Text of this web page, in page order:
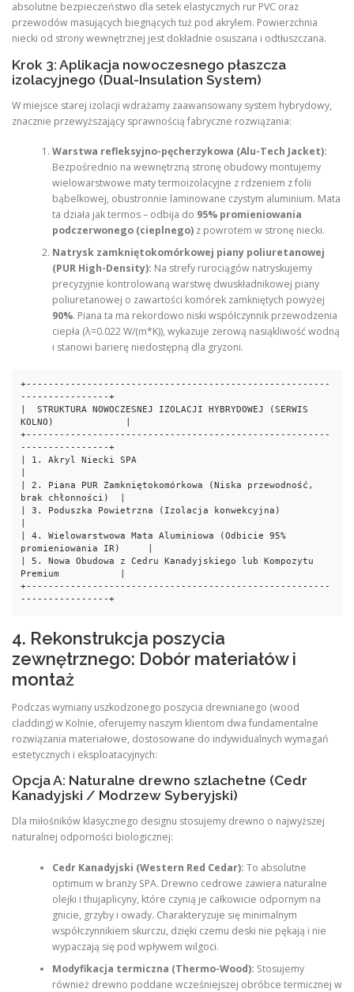
absolutne bezpieczeństwo dla setek elastycznych rur PVC oraz
przewodów masujących biegnących tuż pod akrylem. Powierzchnia
niecki od strony wewnętrznej jest dokładnie osuszana i odtłuszczana.
Krok 3: Aplikacja nowoczesnego płaszcza
izolacyjnego (Dual-Insulation System)
W miejsce starej izolacji wdrażamy zaawansowany system hybrydowy,
znacznie przewyższający sprawnością fabryczne rozwiązania:
Warstwa refleksyjno-pęcherzykowa (Alu-Tech Jacket):
Bezpośrednio na wewnętrzną stronę obudowy montujemy
wielowarstwowe maty termoizolacyjne z rdzeniem z folii
bąbelkowej, obustronnie laminowane czystym aluminium. Mata
ta działa jak termos – odbija do 95% promieniowania
podczerwonego (cieplnego)z powrotem w stronę niecki.
Natrysk zamkniętokomórkowej piany poliuretanowej
(PUR High-Density): Na strefy rurociągów natryskujemy
precyzyjnie kontrolowaną warstwę dwuskładnikowej piany
poliuretanowej o zawartości komórek zamkniętych powyżej
90%. Piana ta ma rekordowo niski współczynnik przewodzenia
ciepła (λ=0.022 W/(m*K)), wykazuje zerową nasiąkliwość wodną
i stanowi barierę niedostępną dla gryzoni.
+-------------------------------------------------------
----------------+
|  STRUKTURA NOWOCZESNEJ IZOLACJI HYBRYDOWEJ (SERWIS
KOLNO)             |
+-------------------------------------------------------
----------------+
| 1. Akryl Niecki SPA
| 2. Piana PUR Zamkniętokomórkowa (Niska przewodność,
brak chłonności)  |
| 3. Poduszka Powietrzna (Izolacja konwekcyjna)
| 4. Wielowarstwowa Mata Aluminiowa (Odbicie 95%
promieniowania IR)     |
| 5. Nowa Obudowa z Cedru Kanadyjskiego lub Kompozytu
Premium           |
+-------------------------------------------------------
4. Rekonstrukcja poszycia
zewnętrznego: Dobór materiałów i
montaż
Podczas wymiany uszkodzonego poszycia drewnianego (wood
cladding) w Kolnie, oferujemy naszym klientom dwa fundamentalne
rozwiązania materiałowe, dostosowane do indywidualnych wymagań
estetycznych i eksploatacyjnych:
Opcja A: Naturalne drewno szlachetne (Cedr
Kanadyjski / Modrzew Syberyjski)
Dla miłośników klasycznego designu stosujemy drewno o najwyższej
naturalnej odporności biologicznej:
Cedr Kanadyjski (Western Red Cedar): To absolutne
optimum w branży SPA. Drewno cedrowe zawiera naturalne
olejki i thujaplicyny, które czynią je całkowicie odpornym na
gnicie, grzyby i owady. Charakteryzuje się minimalnym
współczynnikiem skurczu, dzięki czemu deski nie pękają i nie
wypaczają się pod wpływem wilgoci.
Modyfikacja termiczna (Thermo-Wood): Stosujemy
również drewno poddane wcześniejszej obróbce termicznej w